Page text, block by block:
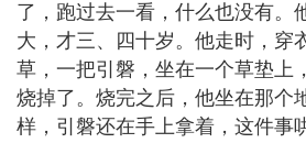
了，跑过去一看，什么也没有。
大，才三、四十岁。他走时，穿
草，一把引磐，坐在一个草垫上
烧掉了。烧完之后，他坐在那个
样，引磐还在手上拿着，这件事